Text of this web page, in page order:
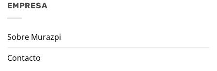
EMPRESA
Sobre Murazpi
Contacto